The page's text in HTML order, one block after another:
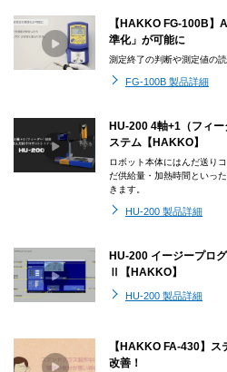
【HAKKO FG-100B】
準化」が可能に
測定終了の判断や測定値の
FG-100B 製品詳細
HU-200 4軸+1（フィ
ステム【HAKKO】
ロボット本体にはんだ送り
だ供給量・加熱時間といっ
きます。
HU-200 製品詳細
HU-200 イージープロ
Ⅱ【HAKKO】
HU-200 製品詳細
【HAKKO FA-430】
改善！